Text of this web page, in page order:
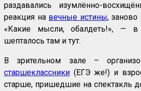
раздавались изумлённо-
реакция на вечные истины,
«Какие мысли, обалдеть!», — в
шепталось там и тут.
В зрительном зале –
старшеклассники (ЕГЭ же!) и
старше, пришедшие на спектакль